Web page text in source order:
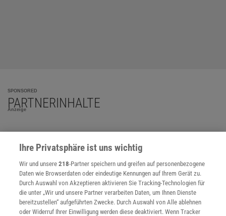
SPONSORED
PARTNERINHALTE
Anzeige
Ihre Privatsphäre ist uns wichtig
Wir und unsere218-Partner speichern und greifen auf personenbezogene
Daten wie Browserdaten oder eindeutige Kennungen auf Ihrem Gerät zu.
Durch Auswahl von Akzeptieren aktivieren Sie Tracking-Technologien für
die unter „Wir und unsere Partner verarbeiten Daten, um Ihnen Dienste
bereitzustellen“ aufgeführten Zwecke. Durch Auswahl von Alle ablehnen
oder Widerruf Ihrer Einwilligung werden diese deaktiviert. Wenn Tracker